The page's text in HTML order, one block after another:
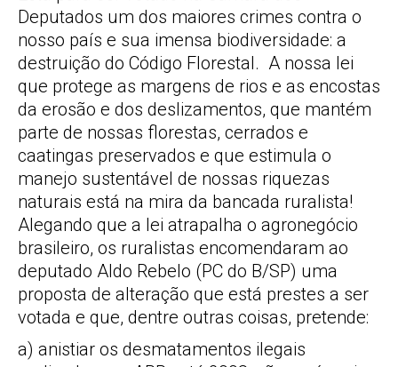
Deputados um dos maiores crimes contra o
nosso país e sua imensa biodiversidade: a
destruição do Código Florestal. A nossa lei
que protege as margens de rios e as encostas
da erosão e dos deslizamentos, que mantém
parte de nossas florestas, cerrados e
caatingas preservados e que estimula o
manejo sustentável de nossas riquezas
naturais está na mira da bancada ruralista!
Alegando que a lei atrapalha o agronegócio
brasileiro, os ruralistas encomendaram ao
deputado Aldo Rebelo (PC do B/SP) uma
proposta de alteração que está prestes a ser
votada e que, dentre outras coisas, pretende:
a) anistiar os desmatamentos ilegais